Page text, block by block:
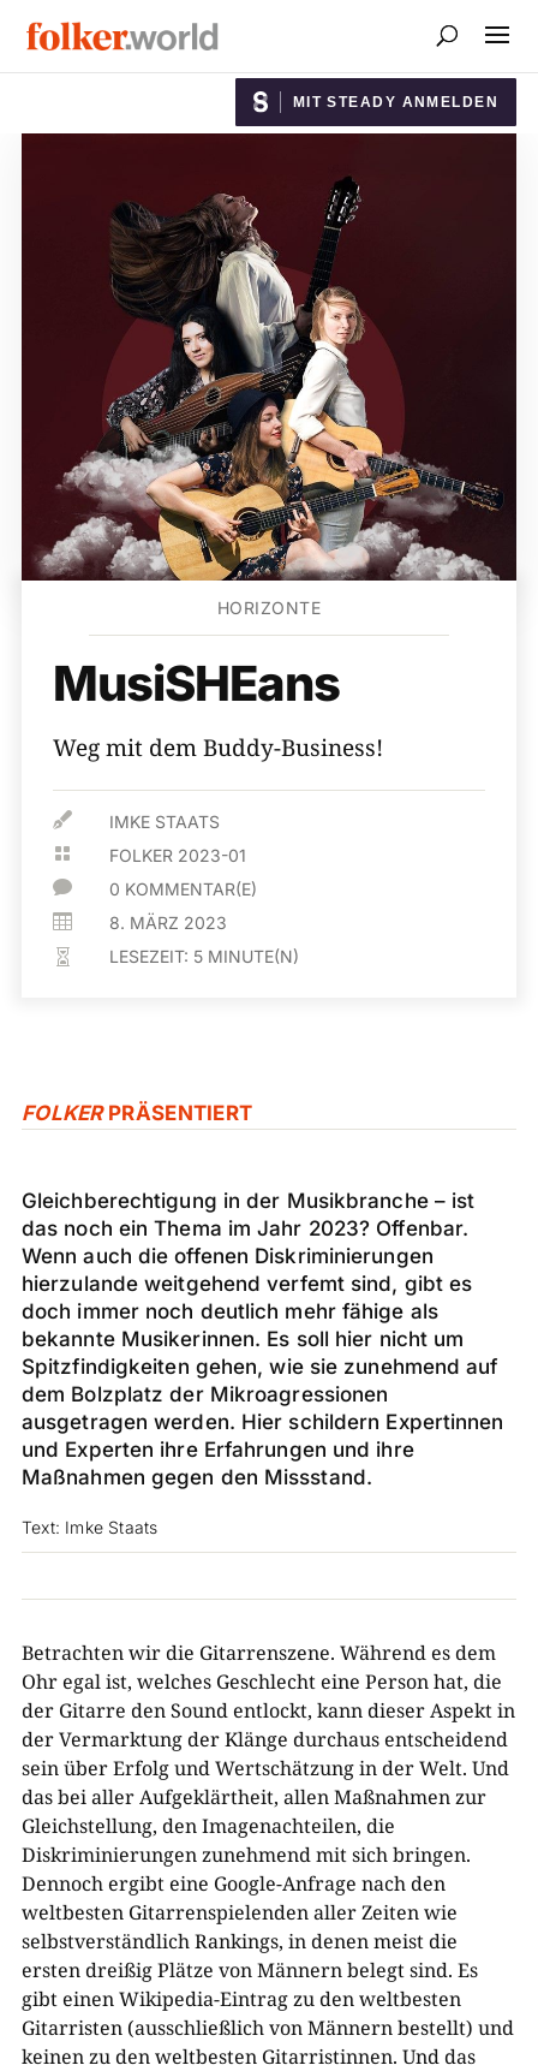
MIT STEADY ANMELDEN
HORIZONTE
MusiSHEans
Weg mit dem Buddy-Business!
 IMKE STAATS
 FOLKER 2023-01
 0 KOMMENTAR(E)
 8. MÄRZ 2023
 LESEZEIT: 5 MINUTE(N)
FOLKERPRÄSENTIERT
Gleichberechtigung in der Musikbranche – ist
das noch ein Thema im Jahr 2023? Offenbar.
Wenn auch die offenen Diskriminierungen
hierzulande weitgehend verfemt sind, gibt es
doch immer noch deutlich mehr fähige als
bekannte Musikerinnen. Es soll hier nicht um
Spitzfindigkeiten gehen, wie sie zunehmend auf
dem Bolzplatz der Mikroagressionen
ausgetragen werden. Hier schildern Expertinnen
und Experten ihre Erfahrungen und ihre
Maßnahmen gegen den Missstand.
Text: Imke Staats
Betrachten wir die Gitarrenszene. Während es dem
Ohr egal ist, welches Geschlecht eine Person hat, die
der Gitarre den Sound entlockt, kann dieser Aspekt in
der Vermarktung der Klänge durchaus entscheidend
sein über Erfolg und Wertschätzung in der Welt. Und
das bei aller Aufgeklärtheit, allen Maßnahmen zur
Gleichstellung, den Imagenachteilen, die
Diskriminierungen zunehmend mit sich bringen.
Dennoch ergibt eine Google-Anfrage nach den
weltbesten Gitarrenspielenden aller Zeiten wie
selbstverständlich Rankings, in denen meist die
ersten dreißig Plätze von Männern belegt sind. Es
gibt einen Wikipedia-Eintrag zu den weltbesten
Gitarristen (ausschließlich von Männern bestellt) und
keinen zu den weltbesten Gitarristinnen. Und das